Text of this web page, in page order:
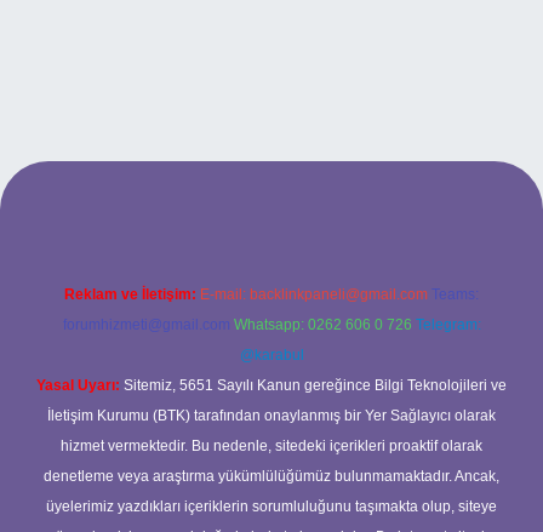
adresi
Reklam ve İletişim: E-mail: backlinkpaneli@gmail.com Teams:
forumhizmeti@gmail.com Whatsapp: 0262 606 0 726 Telegram:
@karabul
Yasal Uyarı: Sitemiz, 5651 Sayılı Kanun gereğince Bilgi Teknolojileri ve
İletişim Kurumu (BTK) tarafından onaylanmış bir Yer Sağlayıcı olarak
hizmet vermektedir. Bu nedenle, sitedeki içerikleri proaktif olarak
denetleme veya araştırma yükümlülüğümüz bulunmamaktadır. Ancak,
üyelerimiz yazdıkları içeriklerin sorumluluğunu taşımakta olup, siteye